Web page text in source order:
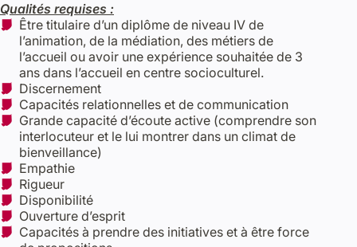
Qualités requises :
Être titulaire d’un diplôme de niveau IV de
l’animation, de la médiation, des métiers de
l’accueil ou avoir une expérience souhaitée de 3
ans dans l’accueil en centre socioculturel.
Discernement
Capacités relationnelles et de communication
Grande capacité d’écoute active (comprendre son
interlocuteur et le lui montrer dans un climat de
bienveillance)
Empathie
Rigueur
Disponibilité
Ouverture d’esprit
Capacités à prendre des initiatives et à être force